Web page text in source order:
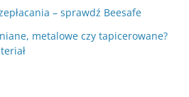
– sprawdź Beesafe
metalowe czy tapicerowane?